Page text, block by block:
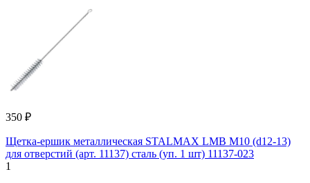
350 ₽
Щетка-ершик металлическая STALMAX LMB M10 (d12-13)
для отверстий (арт. 11137) сталь (уп. 1 шт) 11137-023
1